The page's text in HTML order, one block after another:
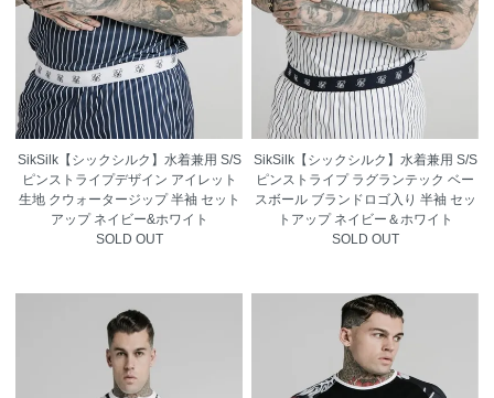
SikSilk【シックシルク】水着兼用 S/S
ピンストライプデザイン アイレット
生地 クウォータージップ 半袖 セット
アップ ネイビー&ホワイト
SOLD OUT
SikSilk【シックシルク】水着兼用 S/S
ピンストライプ ラグランテック ベー
スボール ブランドロゴ入り 半袖 セッ
トアップ ネイビー＆ホワイト
SOLD OUT